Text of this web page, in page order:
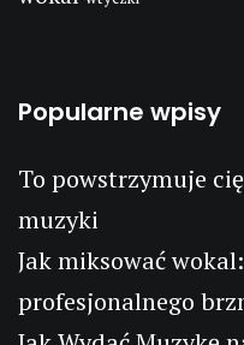
Popularne wpisy
To powstrzymuje
muzyki
Jak miksować
profesjonalnego